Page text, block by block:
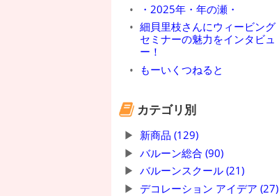
・2025年・年の瀬・
細貝里枝さんにウィービング
セミナーの魅力をインタビュ
ー！
もーいくつねると
カテゴリ別
新商品 (129)
バルーン総合 (90)
バルーンスクール (21)
デコレーション アイデア (27)